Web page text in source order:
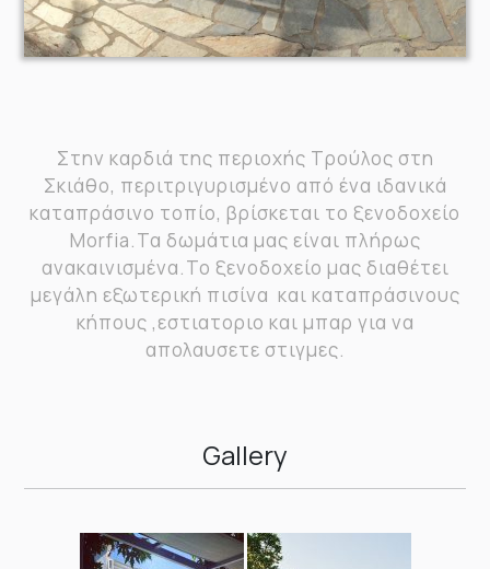
Στην καρδιά της περιοχής Τρούλος στη
Σκιάθο, περιτριγυρισμένο από ένα ιδανικά
καταπράσινο τοπίο, βρίσκεται το ξενοδοχείο
Morfia.Τα δωμάτια μας είναι πλήρως
ανακαινισμένα.Το ξενοδοχείο μας διαθέτει
μεγάλη εξωτερική πισίνα και καταπράσινους
κήπους ,εστιατοριο και μπαρ για να
απολαυσετε στιγμες.
Gallery